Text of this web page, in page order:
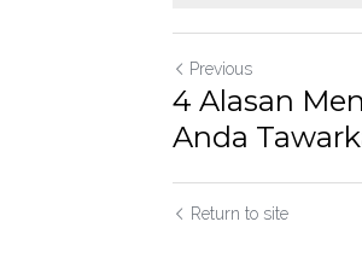
Previous
4 Alasan
Anda
Return to site